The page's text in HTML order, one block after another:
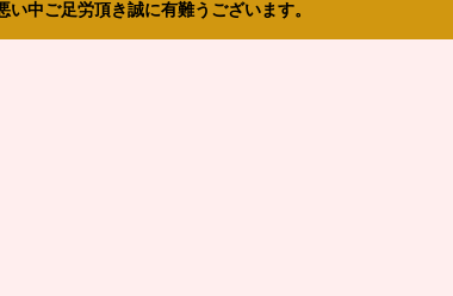
中ご足労頂き誠に有難うございます。